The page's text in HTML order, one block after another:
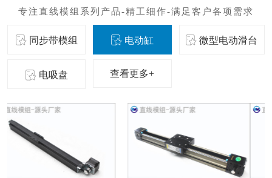
同步带模组 电动缸 微型电动滑台
电吸盘 查看更多+